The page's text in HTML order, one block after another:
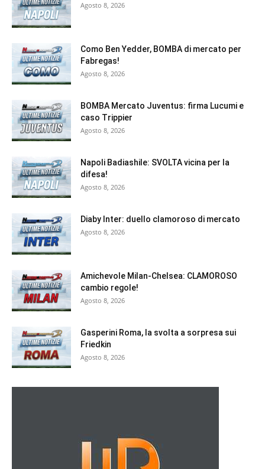
Agosto 8, 2026
Como Ben Yedder, BOMBA di mercato per
Fabregas!
Agosto 8, 2026
BOMBA Mercato Juventus: firma Lucumi e
caso Trippier
Agosto 8, 2026
Napoli Badiashile: SVOLTA vicina per la
difesa!
Agosto 8, 2026
Diaby Inter: duello clamoroso di mercato
Agosto 8, 2026
Amichevole Milan-Chelsea: CLAMOROSO
cambio regole!
Agosto 8, 2026
Gasperini Roma, la svolta a sorpresa sui
Friedkin
Agosto 8, 2026